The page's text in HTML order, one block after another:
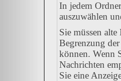
In jedem
auszuwählen
Sie müssen
Begrenzung
können. Wenn
Nachrichten
Sie eine